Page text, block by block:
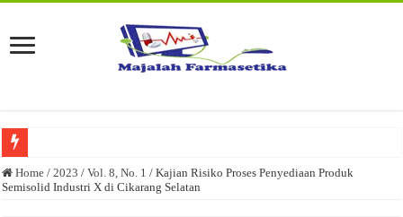
Penggunaan Desinfektan dan Antiseptik pada Pencegahan Penularan Covid-19
Home / 2023 / Vol. 8, No. 1 / Kajian Risiko Proses Penyediaan Produk
Semisolid Industri X di Cikarang Selatan